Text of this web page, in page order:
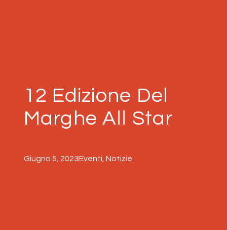
12 Edizione Del
Marghe All Star
Giugno 5, 2023Eventi Notizie